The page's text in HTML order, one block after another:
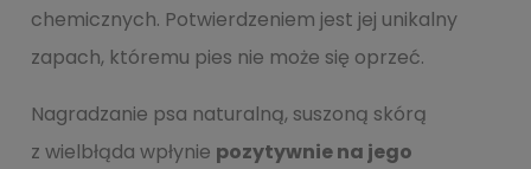
chemicznych. Potwierdzeniem jest jej unikalny
zapach, któremu pies nie może się oprzeć.
Nagradzanie psa naturalną, suszoną skórą
z wielbłąda wpłynie pozytywnie na jego